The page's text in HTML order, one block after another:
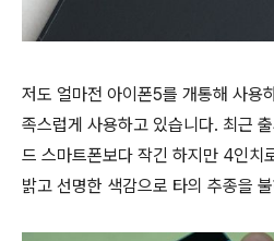
저도 얼마전 아이폰5를 개통해 사용
족스럽게 사용하고 있습니다. 최근
드 스마트폰보다 작긴 하지만 4인치
밝고 선명한 색감으로 타의 추종을